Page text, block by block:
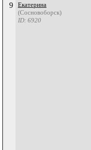
9
Екатерина
(Сосновоборск)
ID: 6920